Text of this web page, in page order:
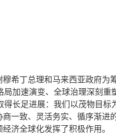
丁总理和马来西亚政府为筹
速演变、全球治理深刻重
足进展：我们以茂物目标
一致、灵活务实、循序渐
济全球化发挥了积极作用。